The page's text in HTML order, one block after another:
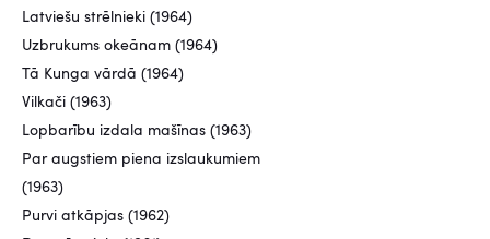
Latviešu strēlnieki (1964)
Uzbrukums okeānam (1964)
Tā Kunga vārdā (1964)
Vilkači (1963)
Lopbarību izdala mašīnas (1963)
Par augstiem piena izslaukumiem
(1963)
Purvi atkāpjas (1962)